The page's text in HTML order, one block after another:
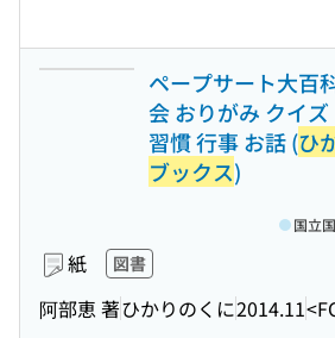
ペープサート大百
会 おりがみ クイ
習慣 行事 お話 (ひ
ブックス)
紙 図書
阿部恵 著ひかりのくに2014.11
国立